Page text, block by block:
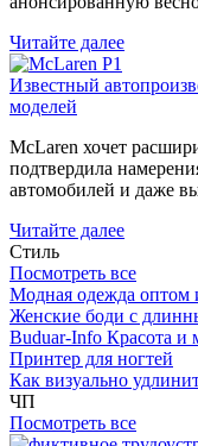
Читайте далее
Известный
моделей
McLaren хочет
подтвердила
автомобилей и даже
Читайте далее
Стиль
Посмотреть все
Модная одежда оптом
Женские боди с
Buduar-Info Красота и
Принтер для ногтей
Как визуально
ЧП
Посмотреть все